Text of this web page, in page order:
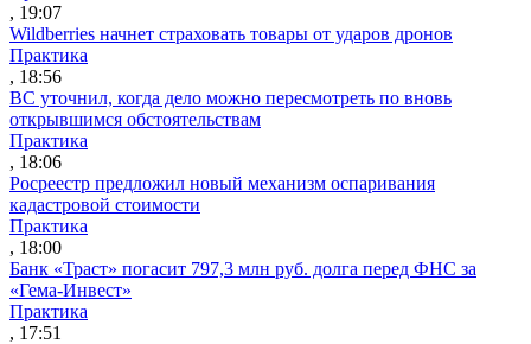
, 19:07
Wildberries начнет страховать товары от ударов дронов
Практика
, 18:56
ВС уточнил, когда дело можно пересмотреть по вновь
открывшимся обстоятельствам
Практика
, 18:06
Росреестр предложил новый механизм оспаривания
кадастровой стоимости
Практика
, 18:00
Банк «Траст» погасит 797,3 млн руб. долга перед ФНС за
«Гема-Инвест»
Практика
, 17:51